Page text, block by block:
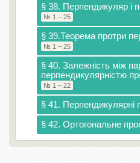
§ 38. Перпендикуляр і
№ 1 – 25
§ 39.Теорема протри
№ 1 – 25
§ 40. Залежність між
перпендикулярністю
№ 1 – 22
§ 41. Перпендикулярні
§ 42. Ортогональне